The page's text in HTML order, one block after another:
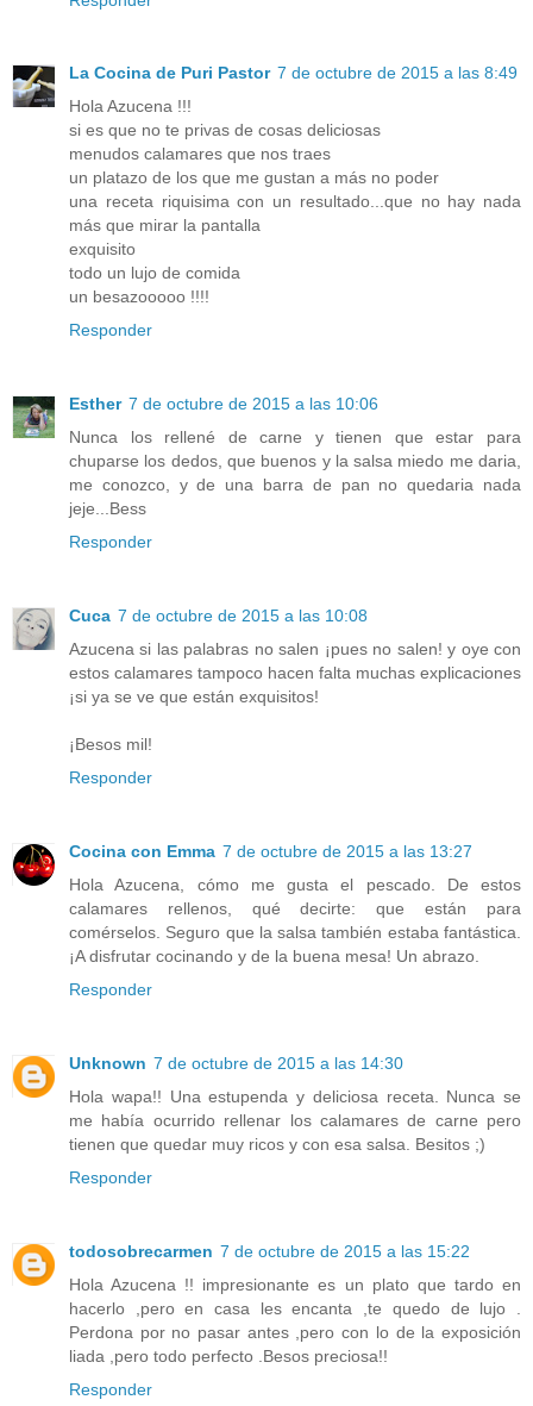
La Cocina de Puri Pastor 7 de octubre de 2015 a las 8:49
Hola Azucena !!!
si es que no te privas de cosas deliciosas
menudos calamares que nos traes
un platazo de los que me gustan a más no poder
una receta riquisima con un resultado...que no hay nada
más que mirar la pantalla
exquisito
todo un lujo de comida
un besazooooo !!!!
Responder
Esther 7 de octubre de 2015 a las 10:06
Nunca los rellené de carne y tienen que estar para
chuparse los dedos, que buenos y la salsa miedo me daria,
me conozco, y de una barra de pan no quedaria nada
jeje...Bess
Responder
Cuca 7 de octubre de 2015 a las 10:08
Azucena si las palabras no salen ¡pues no salen! y oye con
estos calamares tampoco hacen falta muchas explicaciones
¡si ya se ve que están exquisitos!
¡Besos mil!
Responder
Cocina con Emma 7 de octubre de 2015 a las 13:27
Hola Azucena, cómo me gusta el pescado. De estos
calamares rellenos, qué decirte: que están para
comérselos. Seguro que la salsa también estaba fantástica.
¡A disfrutar cocinando y de la buena mesa! Un abrazo.
Responder
Unknown 7 de octubre de 2015 a las 14:30
Hola wapa!! Una estupenda y deliciosa receta. Nunca se
me había ocurrido rellenar los calamares de carne pero
tienen que quedar muy ricos y con esa salsa. Besitos ;)
Responder
todosobrecarmen 7 de octubre de 2015 a las 15:22
Hola Azucena !! impresionante es un plato que tardo en
hacerlo ,pero en casa les encanta ,te quedo de lujo .
Perdona por no pasar antes ,pero con lo de la exposición
liada ,pero todo perfecto .Besos preciosa!!
Responder